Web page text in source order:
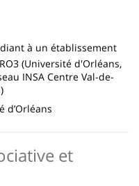
à un établissement
(Université d'Orléans,
INSA Centre Val-de-
d’Orléans
et